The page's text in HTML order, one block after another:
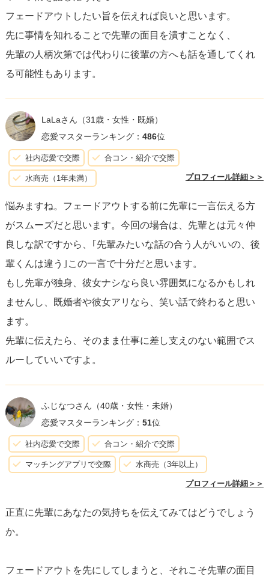
フェードアウトしたい旨を伝えれば良いと思います。
先に事情を知れることで先輩の面目を潰すことなく、
先輩の人柄次第では代わりに後輩の方へも話を通してくれ
る可能性もあります。
LaLaさん （31歳・女性・既婚）
恋愛マスターランキング： 486位
社内恋愛で交際 合コン・紹介で交際
水商売（1年未満） プロフィール詳細＞＞
悩みますね。フェードアウトする前に先輩に一言伝える方
がスムーズだと思います。今回の場合は、先輩とは元々仲
良しな訳ですから、｢先輩みたいな話の合う人がいいの、後
輩くんは違う｣この一言で十分だと思います。
もし先輩が独身、彼女ナシなら良い雰囲気になるかもしれ
ませんし、既婚者や彼女アリなら、笑い話で終わると思い
ます。
先輩に伝えたら、そのまま仕事に差し支えのない範囲でス
ルーしていいですよ。
ふじなつさん （40歳・女性・未婚）
恋愛マスターランキング： 51位
社内恋愛で交際 合コン・紹介で交際
マッチングアプリで交際 水商売（3年以上）
プロフィール詳細＞＞
正直に先輩にあなたの気持ちを伝えてみてはどうでしょう
か。
フェードアウトを先にしてしまうと、それこそ先輩の面目